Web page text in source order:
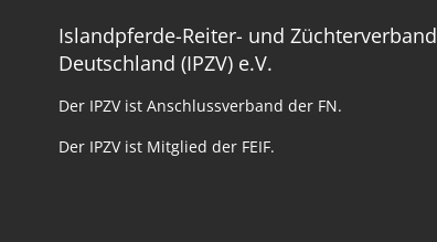
Islandpferde-Reiter- und Züchterverband
Deutschland (IPZV) e.V.
Der IPZV ist Anschlussverband der FN.
Der IPZV ist Mitglied der FEIF.